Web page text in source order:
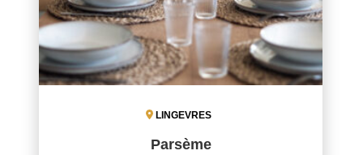
LINGEVRES
Parsème